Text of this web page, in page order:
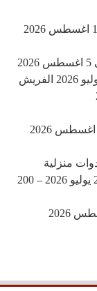
عروض خير زمان اليوم 2 اغسطس – 13 اغسطس 2026
عروض رنين اليوم الاحد والاثنين 26 و 27 يوليو 2026 – 200